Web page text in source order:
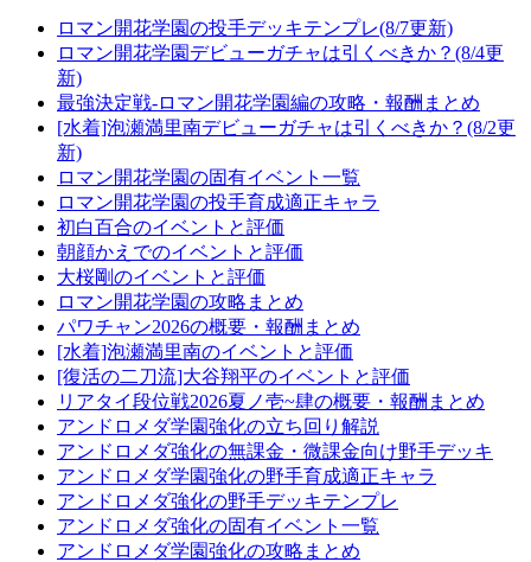
ロマン開花学園の投手デッキテンプレ(8/7更新)
ロマン開花学園デビューガチャは引くべきか？(8/4更
新)
最強決定戦-ロマン開花学園編の攻略・報酬まとめ
[水着]泡瀬満里南デビューガチャは引くべきか？(8/2更
新)
ロマン開花学園の固有イベント一覧
ロマン開花学園の投手育成適正キャラ
初白百合のイベントと評価
朝顔かえでのイベントと評価
大桜剛のイベントと評価
ロマン開花学園の攻略まとめ
パワチャン2026の概要・報酬まとめ
[水着]泡瀬満里南のイベントと評価
[復活の二刀流]大谷翔平のイベントと評価
リアタイ段位戦2026夏ノ壱~肆の概要・報酬まとめ
アンドロメダ学園強化の立ち回り解説
アンドロメダ強化の無課金・微課金向け野手デッキ
アンドロメダ学園強化の野手育成適正キャラ
アンドロメダ強化の野手デッキテンプレ
アンドロメダ強化の固有イベント一覧
アンドロメダ学園強化の攻略まとめ